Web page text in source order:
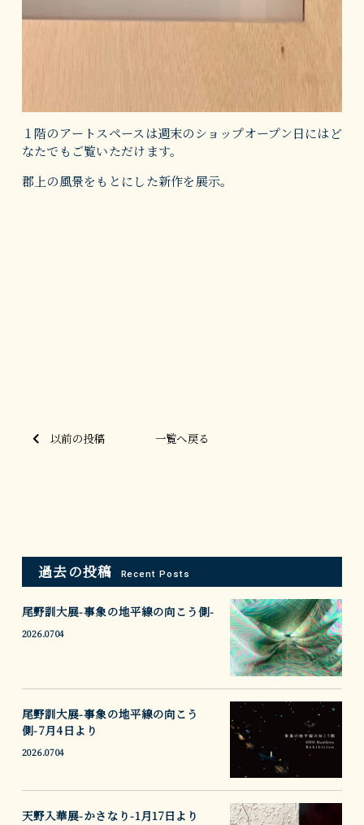
１階のアートスペースは週末のショップオープン日にはど
なたでもご覧いただけます。
郡上の風景をもとにした新作を展示。
一覧へ戻る
以前の投稿
過去の投稿 Recent Posts
尾野訓大展-事象の地平線の向こう側-
2026.0704
尾野訓大展-事象の地平線の向こう
側-7月4日より
2026.0704
天野入華展-かさなり-1月17日より